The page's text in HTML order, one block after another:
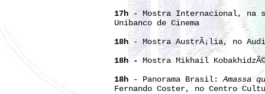
17h- Mostra Internacional, na
Unibanco de Cinema
18h- Mostra AustrÃ¡lia, no
18h -Mostra Mikhail
18h - Panorama Brasil:Amassa
Fernando Coster, no Centro